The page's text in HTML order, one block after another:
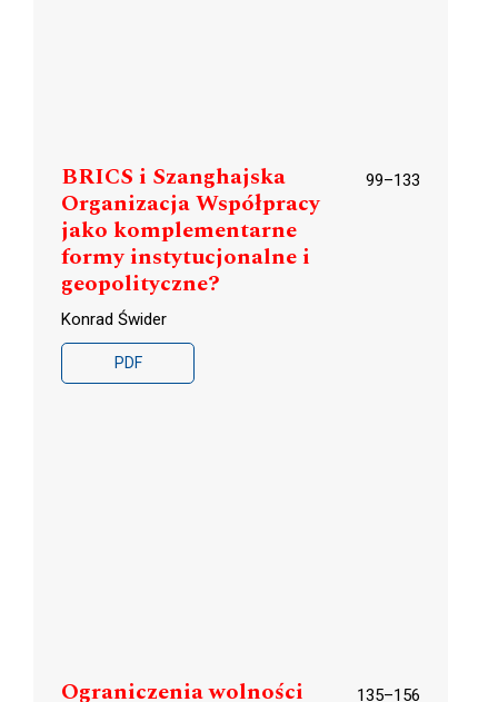
BRICS i Szanghajska
Organizacja Współpracy
jako komplementarne
formy instytucjonalne i
geopolityczne?
99–133
Konrad Świder
PDF
Ograniczenia wolności
135–156